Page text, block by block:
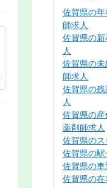
佐賀県の
師求人
佐賀県の
人
佐賀県の未
師求人
佐賀県の
人
佐賀県の
薬剤師求人
佐賀県のス
佐賀県の駅
佐賀県の車
佐賀県の在